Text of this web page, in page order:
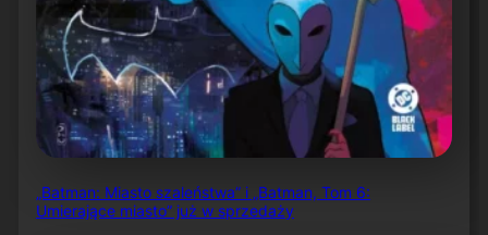
„Batman: Miasto szaleństwa” i „Batman, Tom 6:
Umierające miasto” już w sprzedaży